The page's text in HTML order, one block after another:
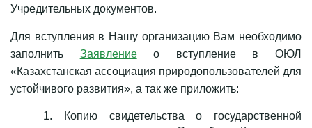
Учредительных документов.
Для вступления в Нашу организацию Вам необходимо
заполнить Заявлениео вступление в ОЮЛ
«Казахстанская ассоциация природопользователей для
устойчивого развития», а так же приложить:
1. Копию свидетельства о государственной